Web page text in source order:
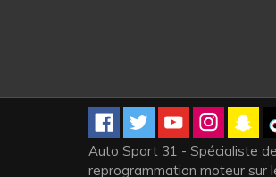
Auto Sport 31 - Spécialiste
reprogrammation moteur sur